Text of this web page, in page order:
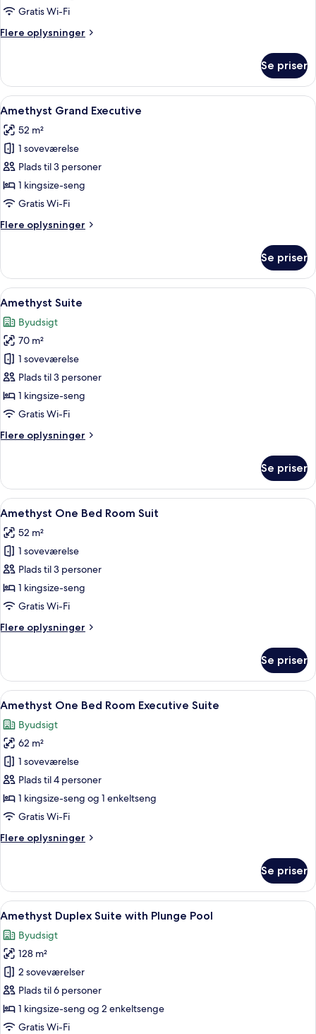
Gratis Wi-Fi
Flere oplysninger
Flere
Executive
Room
Se priser
Indlæs
alle
billeder
af
Amethyst
Grand
Executive
Et moderne hotelværelse med en
11
Amethyst Grand Executive
52 m²
1 soveværelse
Plads til 3 personer
1 kingsize-seng
Gratis Wi-Fi
Flere oplysninger
Flere
Grand
Executive
Se priser
Indlæs
alle
billeder
af
Amethyst
Suite
Et moderne hotelværelse med en
12
Amethyst Suite
Byudsigt
70 m²
1 soveværelse
Plads til 3 personer
1 kingsize-seng
Gratis Wi-Fi
Flere oplysninger
Flere
Suite
Se priser
Indlæs
alle
billeder
af
Amethyst
One
Bed
Suit
Et moderne hotelværelse med en
7
Amethyst One Bed Room Suit
52 m²
1 soveværelse
Plads til 3 personer
1 kingsize-seng
Gratis Wi-Fi
Flere oplysninger
Flere
One
Bed
Room
Se priser
Indlæs
alle
billeder
af
Amethyst
One
Bed
Room
Suite
Et hotelværelse med to senge, et
10
Amethyst One Bed Room Executive Suite
Byudsigt
62 m²
1 soveværelse
Plads til 4 personer
1 kingsize-seng og 1 enkeltseng
Gratis Wi-Fi
Flere oplysninger
Flere
One
Bed
Room
Executive
Suite
Se priser
Indlæs
alle
billeder
af
Amethyst
Duplex
Suite
with
Et moderne hotelværelse med en
9
Amethyst Duplex Suite with Plunge Pool
Byudsigt
128 m²
2 soveværelser
Plads til 6 personer
1 kingsize-seng og 2 enkeltsenge
Gratis Wi-Fi